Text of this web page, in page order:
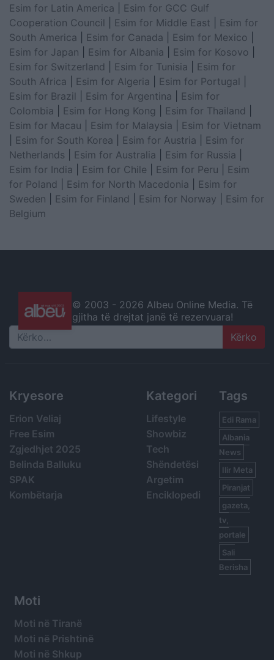
Esim for Latin America
Esim for GCC Gulf
Cooperation Council
Esim for Middle East
Esim for
South America
Esim for Canada Esim for Mexico
Esim for Japan
Esim for Albania Esim for Kosovo
Esim for Switzerland
Esim for Tunisia
Esim for
South Africa
Esim for Algeria Esim for Portugal
Esim for Brazil
Esim for Argentina
Esim for
Colombia
Esim for Hong Kong Esim for Thailand
Esim for Macau
Esim for Malaysia
Esim for Vietnam
Esim for South Korea Esim for Austria
Esim for
Netherlands
Esim for Australia Esim for Russia
Esim for India
Esim for Chile Esim for Peru
Esim
for Poland
Esim for North Macedonia
Esim for
Sweden
Esim for Finland Esim for Norway
Esim for
Belgium
© 2003 - 2026 Albeu Online Media. Të
gjitha të drejtat janë të rezervuara!
Search
Kryesore
Erion Veliaj
Free Esim
Zgjedhjet 2025
Belinda Balluku
SPAK
Kombëtarja
Kategori
Lifestyle
Showbiz
Tech
Shëndetësi
Argetim
Enciklopedi
Tags
Edi Rama
Albania
News
Ilir Meta
Piranjat
gazeta,
tv,
portale
Sali
Berisha
Moti
Moti në Tiranë
Moti në Prishtinë
Moti në Shkup